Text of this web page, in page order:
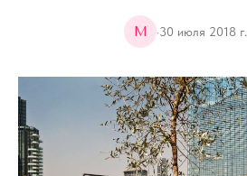
M ·30 июля 2018 г.